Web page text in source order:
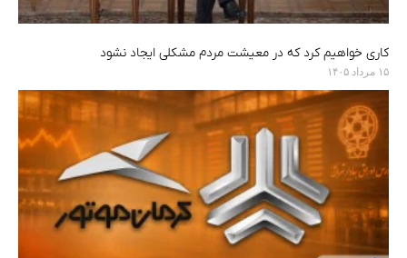
کاری خواهیم کرد که در معیشت مردم مشکلی ایجاد نشود
۱۵ مرداد ۱۴۰۵